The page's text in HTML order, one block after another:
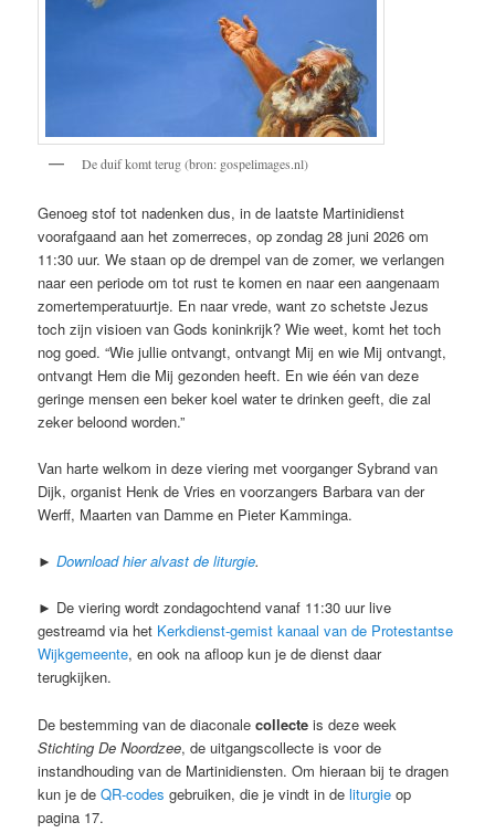
De duif komt terug (bron: gospelimages.nl)
Genoeg stof tot nadenken dus, in de laatste Martinidienst
voorafgaand aan het zomerreces, op zondag 28 juni 2026 om
11:30 uur. We staan op de drempel van de zomer, we verlangen
naar een periode om tot rust te komen en naar een aangenaam
zomertemperatuurtje. En naar vrede, want zo schetste Jezus
toch zijn visioen van Gods koninkrijk? Wie weet, komt het toch
nog goed. “Wie jullie ontvangt, ontvangt Mij en wie Mij ontvangt,
ontvangt Hem die Mij gezonden heeft. En wie één van deze
geringe mensen een beker koel water te drinken geeft, die zal
zeker beloond worden.”
Van harte welkom in deze viering met voorganger Sybrand van
Dijk, organist Henk de Vries en voorzangers Barbara van der
Werff, Maarten van Damme en Pieter Kamminga.
►Download hier alvast de liturgie.
► De viering wordt zondagochtend vanaf 11:30 uur live
gestreamd via het Kerkdienst-gemist kanaal van de Protestantse
Wijkgemeente, en ook na afloop kun je de dienst daar
terugkijken.
De bestemming van de diaconalecollecte is deze week
Stichting De Noordzee, de uitgangscollecte is voor de
instandhouding van de Martinidiensten. Om hieraan bij te dragen
kun je deQR-codes gebruiken, die je vindt in deliturgie op
pagina 17.